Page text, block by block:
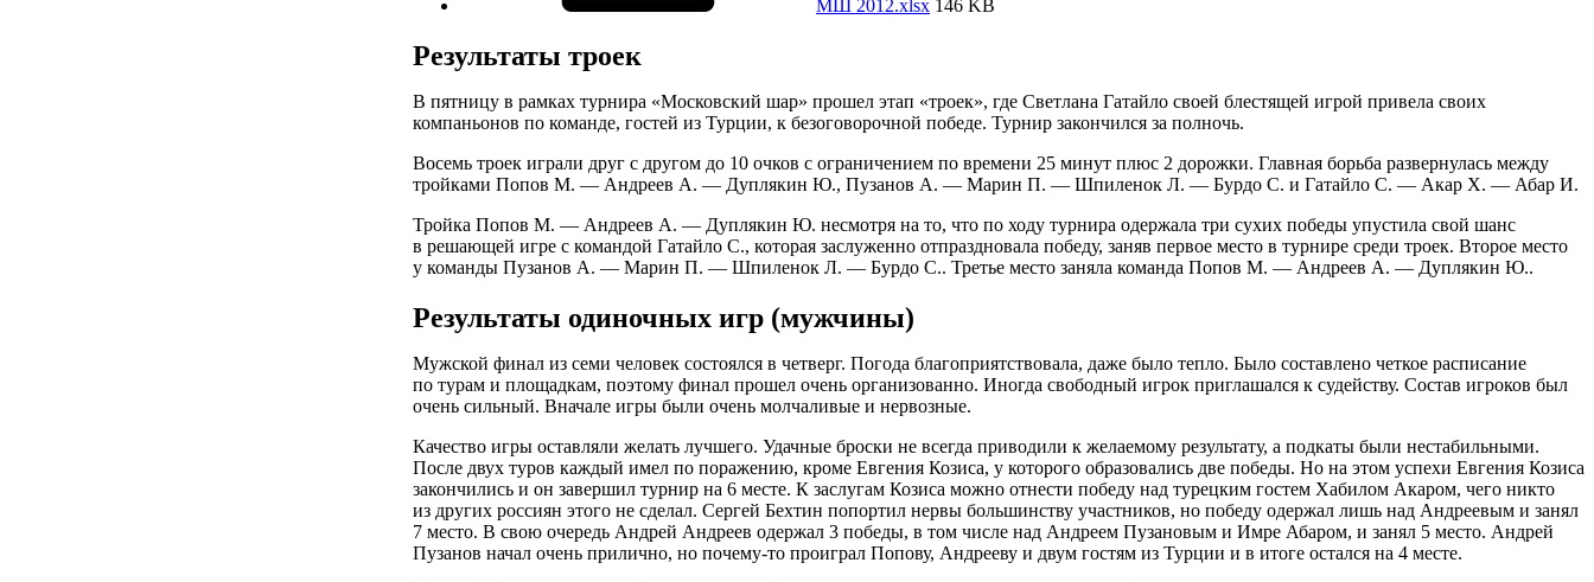
МШ 2012.xlsx 146 KB
Результаты троек
В пятницу в рамках турнира «Московский шар» прошел этап «троек», где Светлана Гатайло своей блестящей игрой привела своих
компаньонов по команде, гостей из Турции, к безоговорочной победе. Турнир закончился за полночь.
Восемь троек играли друг с другом до 10 очков с ограничением по времени 25 минут плюс 2 дорожки. Главная борьба развернулась между
тройками Попов М. — Андреев А. — Дуплякин Ю., Пузанов А. — Марин П. — Шпиленок Л. — Бурдо С. и Гатайло С. — Акар Х. — Абар И.
Тройка Попов М. — Андреев А. — Дуплякин Ю. несмотря на то, что по ходу турнира одержала три сухих победы упустила свой шанс
в решающей игре с командой Гатайло С., которая заслуженно отпраздновала победу, заняв первое место в турнире среди троек. Второе место
у команды Пузанов А. — Марин П. — Шпиленок Л. — Бурдо С.. Третье место заняла команда Попов М. — Андреев А. — Дуплякин Ю..
Результаты одиночных игр (мужчины)
Мужской финал из семи человек состоялся в четверг. Погода благоприятствовала, даже было тепло. Было составлено четкое расписание
по турам и площадкам, поэтому финал прошел очень организованно. Иногда свободный игрок приглашался к судейству. Состав игроков был
очень сильный. Вначале игры были очень молчаливые и нервозные.
Качество игры оставляли желать лучшего. Удачные броски не всегда приводили к желаемому результату, а подкаты были нестабильными.
После двух туров каждый имел по поражению, кроме Евгения Козиса, у которого образовались две победы. Но на этом успехи Евгения Козиса
закончились и он завершил турнир на 6 месте. К заслугам Козиса можно отнести победу над турецким гостем Хабилом Акаром, чего никто
из других россиян этого не сделал. Сергей Бехтин попортил нервы большинству участников, но победу одержал лишь над Андреевым и занял
7 место. В свою очередь Андрей Андреев одержал 3 победы, в том числе над Андреем Пузановым и Имре Абаром, и занял 5 место. Андрей
Пузанов начал очень прилично, но почему-то проиграл Попову, Андрееву и двум гостям из Турции и в итоге остался на 4 месте.